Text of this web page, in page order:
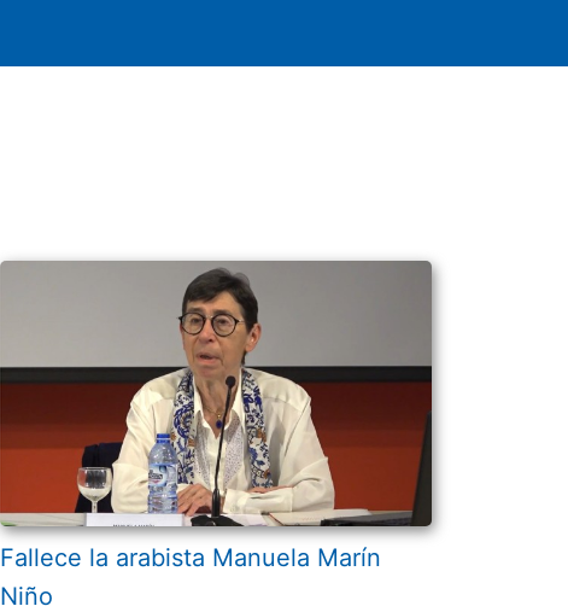
Fallece la arabista Manuela Marín
Niño